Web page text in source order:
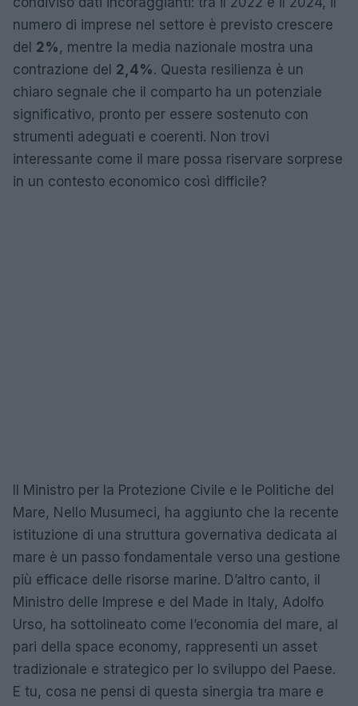
numero di imprese nel settore è previsto crescere
del 2% , mentre la media nazionale mostra una
contrazione del 2,4%. Questa resilienza è un
chiaro segnale che il comparto ha un potenziale
significativo, pronto per essere sostenuto con
strumenti adeguati e coerenti. Non trovi
interessante come il mare possa riservare sorprese
in un contesto economico così difficile?
Il Ministro per la Protezione Civile e le Politiche del
Mare, Nello Musumeci, ha aggiunto che la recente
istituzione di una struttura governativa dedicata al
mare è un passo fondamentale verso una gestione
più efficace delle risorse marine. D’altro canto, il
Ministro delle Imprese e del Made in Italy, Adolfo
Urso, ha sottolineato come l’economia del mare, al
pari della space economy, rappresenti un asset
tradizionale e strategico per lo sviluppo del Paese.
E tu, cosa ne pensi di questa sinergia tra mare e